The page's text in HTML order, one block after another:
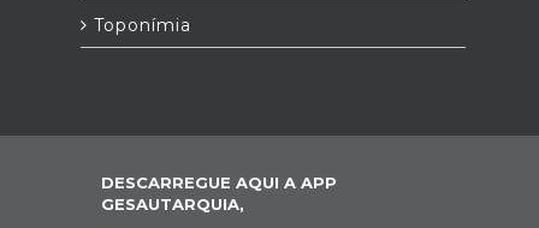
Toponímia
DESCARREGUE AQUI A APP
GESAUTARQUIA,